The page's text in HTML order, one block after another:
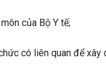
của Bộ Y tế;
có liên quan để xây